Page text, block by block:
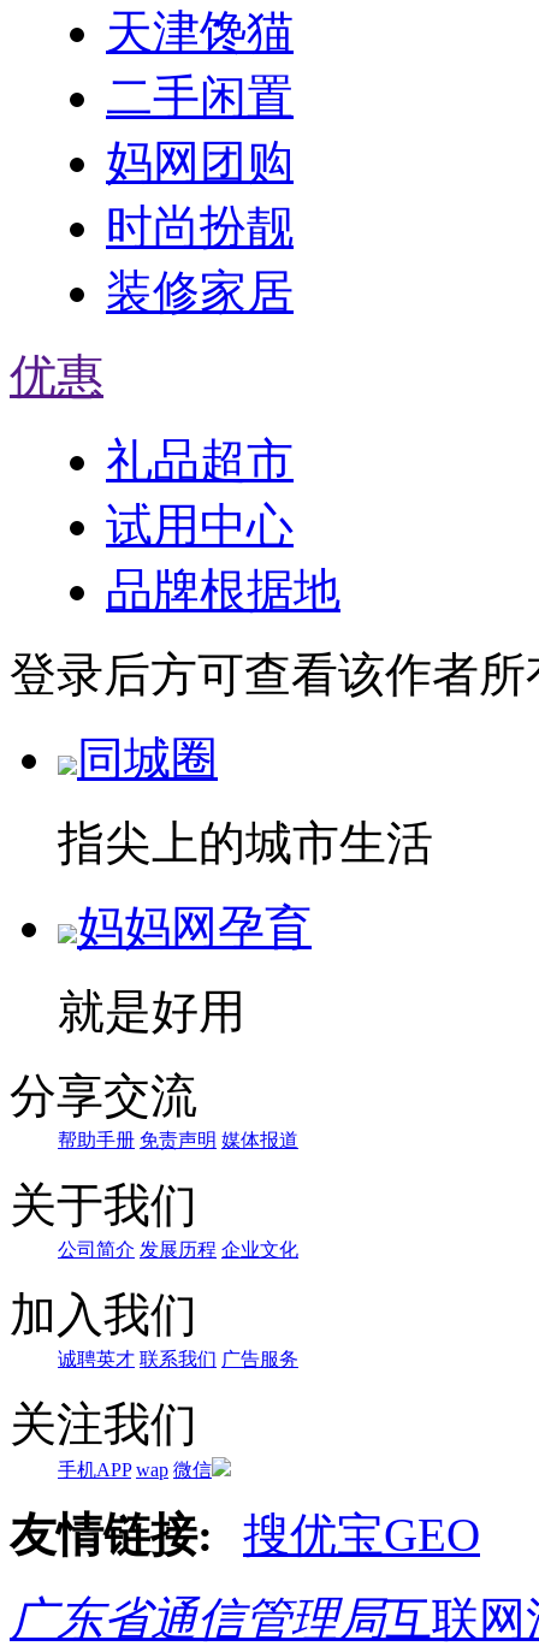
天津馋猫
二手闲置
妈网团购
时尚扮靓
装修家居
优惠
礼品超市
试用中心
品牌根据地
登录后方可查看该作者所
同城圈
指尖上的城市生活
妈妈网孕育
就是好用
分享交流
帮助手册 免责声明 媒体报道
关于我们
公司简介 发展历程 企业文化
加入我们
诚聘英才 联系我们 广告服务
关注我们
手机APP wap 微信
友情链接:
搜优宝GEO
广东省通信管理局互联网